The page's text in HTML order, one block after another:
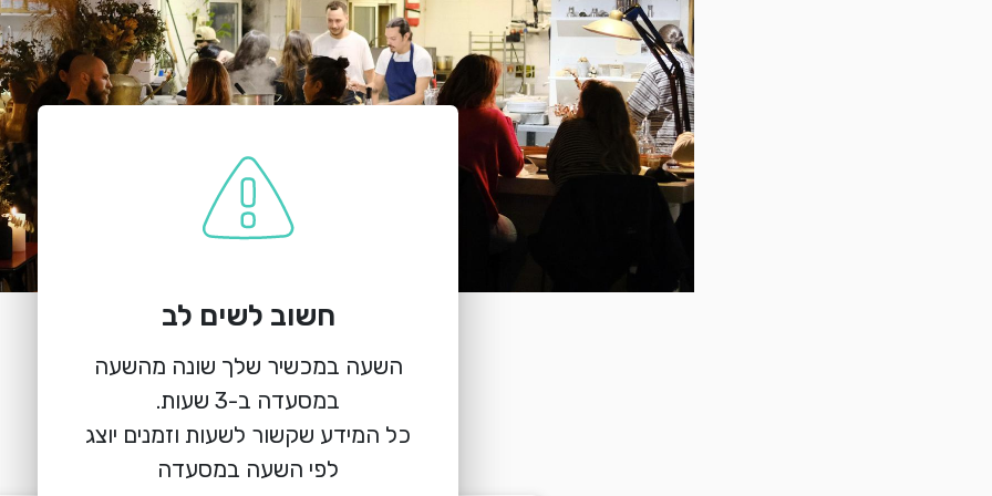
הזמנת מקום
מורן סלואו דיינינג
הזית 2, מורן
חשוב לשים לב
השעה במכשיר שלך שונה מהשעה
כל המידע שקשור לשעות וזמנים יוצג
לפי השעה במסעדה